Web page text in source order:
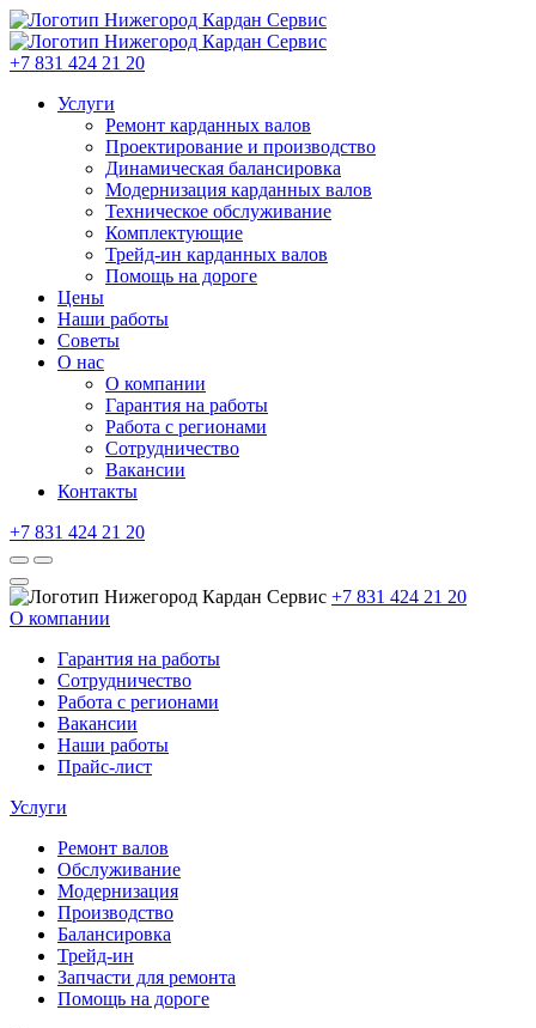
+7 831 424 21 20
Услуги
Ремонт карданных валов
Проектирование и производство
Динамическая балансировка
Модернизация карданных валов
Техническое обслуживание
Комплектующие
Трейд-ин карданных валов
Помощь на дороге
Цены
Наши работы
Советы
О нас
О компании
Гарантия на работы
Работа с регионами
Сотрудничество
Вакансии
Контакты
+7 831 424 21 20
+7 831 424 21 20
О компании
Гарантия на работы
Сотрудничество
Работа с регионами
Вакансии
Наши работы
Прайс-лист
Услуги
Ремонт валов
Обслуживание
Модернизация
Производство
Балансировка
Трейд-ин
Запчасти для ремонта
Помощь на дороге